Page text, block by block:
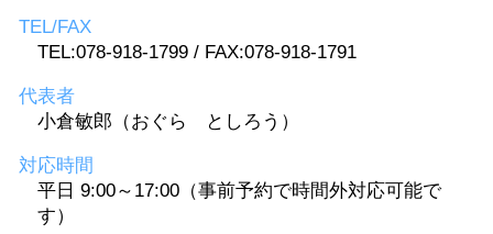
TEL/FAX
TEL:078-918-1799 / FAX:078-918-1791
代表者
小倉敏郎（おぐら としろう）
対応時間
平日 9:00～17:00（事前予約で時間外対応可能で
す）